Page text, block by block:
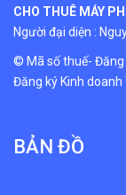
CHO THUÊ MÁY
Người đại diện :
© Mã số thuế- Đăng
Đăng ký Kinh
BẢN ĐỒ